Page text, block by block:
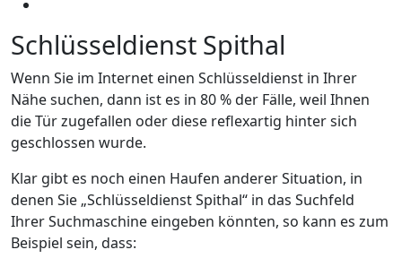
Schlüsseldienst Spithal
Wenn Sie im Internet einen Schlüsseldienst in Ihrer
Nähe suchen, dann ist es in 80 % der Fälle, weil Ihnen
die Tür zugefallen oder diese reflexartig hinter sich
geschlossen wurde.
Klar gibt es noch einen Haufen anderer Situation, in
denen Sie „Schlüsseldienst Spithal“ in das Suchfeld
Ihrer Suchmaschine eingeben könnten, so kann es zum
Beispiel sein, dass: